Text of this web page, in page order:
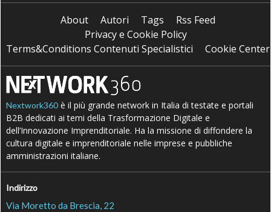
About Autori Tags
Rss Feed
Privacy e Cookie Policy
Terms&Conditions Contenuti Specialistici
Cookie Center
Nextwork360 è il più grande network in Italia di testate e portali
B2B dedicati ai temi della Trasformazione Digitale e
dell’Innovazione Imprenditoriale. Ha la missione di diffondere la
cultura digitale e imprenditoriale nelle imprese e pubbliche
amministrazioni italiane.
Indirizzo
Via Moretto da Brescia, 22